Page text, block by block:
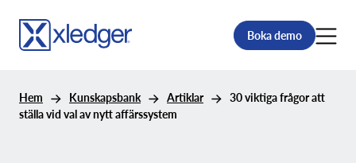
Boka demo
Hem Kunskapsbank Artiklar
30 viktiga frågor att
ställa vid val av nytt affärssystem